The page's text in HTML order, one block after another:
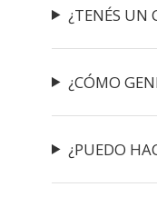
¿TENÉS UN
¿CÓMO
¿PUEDO